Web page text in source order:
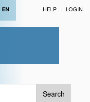
EN HELP LOGIN
Search